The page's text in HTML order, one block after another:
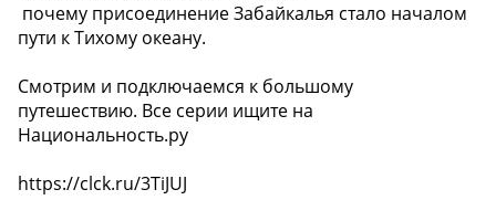
️ почему присоединение Забайкалья стало началом
пути к Тихому океану.
Смотрим и подключаемся к большому
путешествию. Все серии ищите на
Национальность.ру
https://clck.ru/3TiJUJ